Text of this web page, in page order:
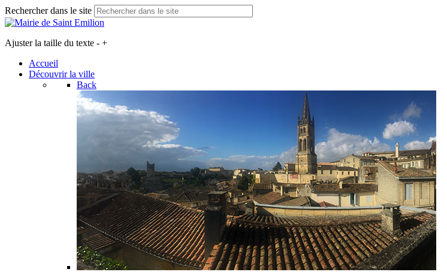
Rechercher dans le site
Ajuster la taille du texte - +
Accueil
Découvrir la ville
Back